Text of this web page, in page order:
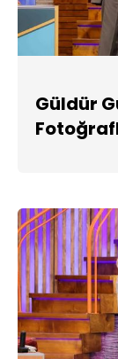
Güldür